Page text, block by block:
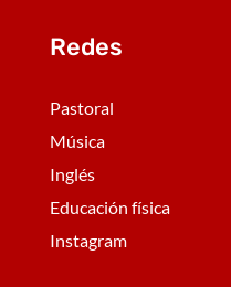
Redes
Pastoral
Música
Inglés
Educación física
Instagram